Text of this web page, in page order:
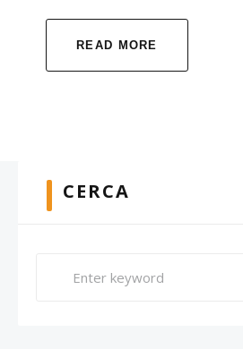
READ MORE
CERCA